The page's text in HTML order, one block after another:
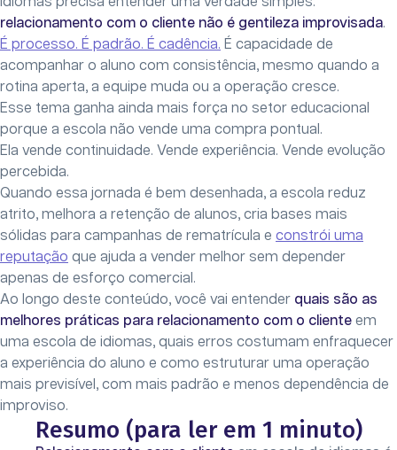
relacionamento com o cliente não é gentileza improvisada.
É processo. É padrão. É cadência. É capacidade de
acompanhar o aluno com consistência, mesmo quando a
rotina aperta, a equipe muda ou a operação cresce.
Esse tema ganha ainda mais força no setor educacional
porque a escola não vende uma compra pontual.
Ela vende continuidade. Vende experiência. Vende evolução
percebida.
Quando essa jornada é bem desenhada, a escola reduz
atrito, melhora a retenção de alunos, cria bases mais
sólidas para campanhas de rematrícula e constrói uma
reputação que ajuda a vender melhor sem depender
apenas de esforço comercial.
Ao longo deste conteúdo, você vai entender quais são as
melhores práticas para relacionamento com o cliente em
uma escola de idiomas, quais erros costumam enfraquecer
a experiência do aluno e como estruturar uma operação
mais previsível, com mais padrão e menos dependência de
improviso.
Resumo (para ler em 1 minuto)